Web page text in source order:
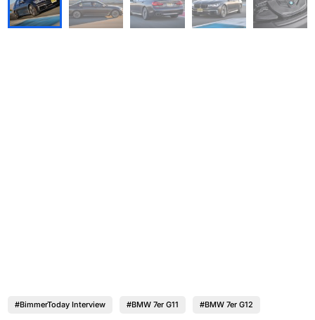
#BimmerToday Interview #BMW 7er G11 #BMW 7er G12